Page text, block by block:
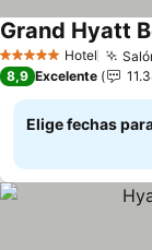
5 Estrellas Hotel
Grand Hyatt
8,9 Excelente
Elige fechas